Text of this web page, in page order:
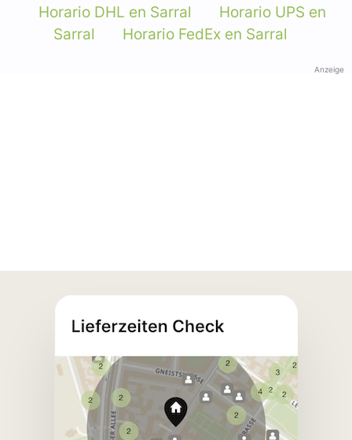
Horario DHL en Sarral
Horario UPS en
Sarral
Horario FedEx en Sarral
Anzeige